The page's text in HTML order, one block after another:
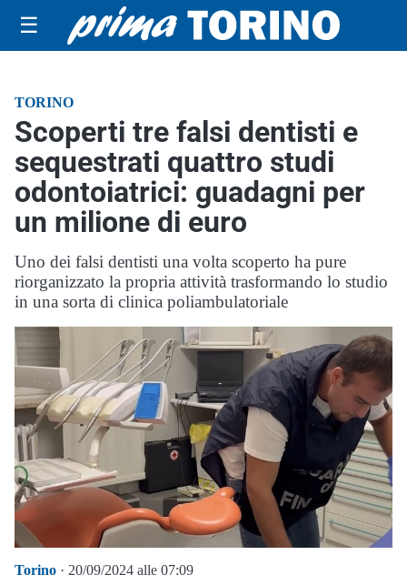
☰
TORINO
Scoperti tre falsi dentisti e
sequestrati quattro studi
odontoiatrici: guadagni per
un milione di euro
Uno dei falsi dentisti una volta scoperto ha pure
riorganizzato la propria attività trasformando lo studio
in una sorta di clinica poliambulatoriale
Torino · 20/09/2024 alle 07:09